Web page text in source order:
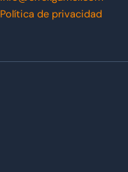
Política de privacidad